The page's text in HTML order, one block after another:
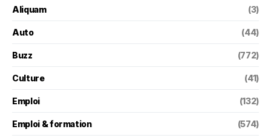
Aliquam (3)
Auto (44)
Buzz (772)
Culture (41)
Emploi (132)
Emploi & formation (574)